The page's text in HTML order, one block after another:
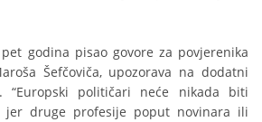
godina pisao govore za povjerenika
Šefčoviča, upozorava na dodatni
“Europski političari neće nikada biti
jer druge profesije poput novinara ili